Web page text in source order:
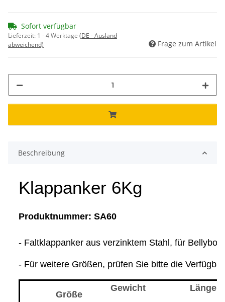
Sofort verfügbar
Lieferzeit: 1 - 4 Werktage (DE - Ausland
abweichend)
Frage zum Artikel
Beschreibung
Klappanker 6Kg
Produktnummer: SA60
- Faltklappanker aus verzinktem Stahl, für
- Für weitere Größen, prüfen Sie bitte die
Größe
Gewicht Länge